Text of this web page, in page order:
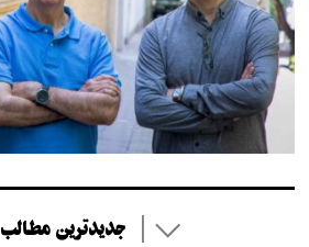
جدیدترین مطالب